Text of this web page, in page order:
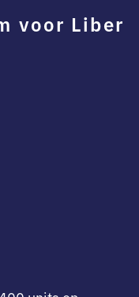
voor Liber